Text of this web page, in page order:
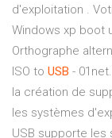
d'exploitation .
Windows xp boot
Orthographe
ISO to USB -
la création de
les systèmes
USB supporte les